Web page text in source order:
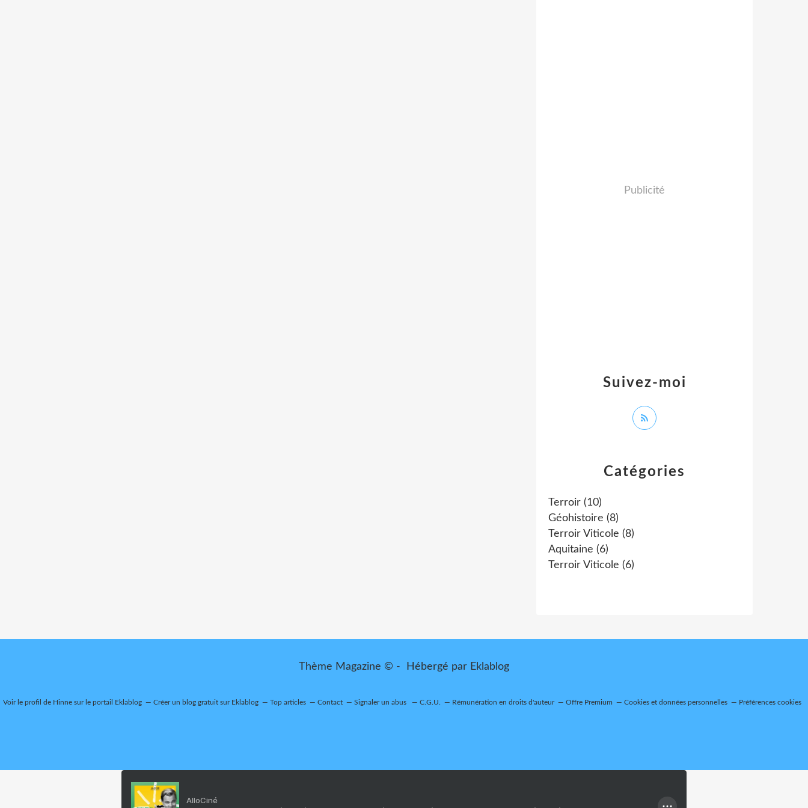
Catégories
Terroir (10)
Géohistoire (8)
Terroir Viticole (8)
Aquitaine (6)
Terroir Viticole (6)
Suivez-moi
Publicité
Thème Magazine © - Hébergé par Eklablog
Voir le profil de Hinne sur le portail Eklablog Créer un blog gratuit sur Eklablog Top articles Contact Signaler un abus C.G.U. Rémunération en droits d'auteur Offre Premium Cookies et données personnelles Préférences cookies
AlloCiné